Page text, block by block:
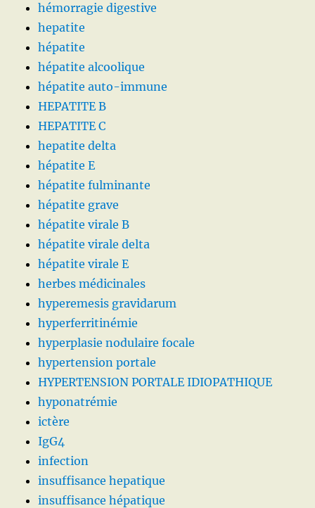
hémorragie digestive
hepatite
hépatite
hépatite alcoolique
hépatite auto-immune
HEPATITE B
HEPATITE C
hepatite delta
hépatite E
hépatite fulminante
hépatite grave
hépatite virale B
hépatite virale delta
hépatite virale E
herbes médicinales
hyperemesis gravidarum
hyperferritinémie
hyperplasie nodulaire focale
hypertension portale
HYPERTENSION PORTALE IDIOPATHIQUE
hyponatrémie
ictère
IgG4
infection
insuffisance hepatique
insuffisance hépatique